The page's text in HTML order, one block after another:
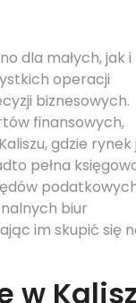
dla małych, jak i
operacji
biznesowych.
finansowych,
gdzie rynek
pełna
biur
im skupić się
w